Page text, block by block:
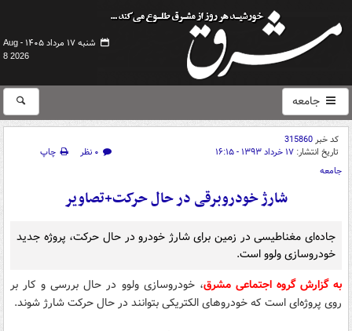
شنبه ۱۷ مرداد ۱۴۰۵ -
Aug
8 2026
جامعه
کد خبر315860
تاریخ انتشار: ۱۷ خرداد ۱۳۹۳ - ۱۶:۱۵ ۰ نظر
چاپ
جامعه
شارژ خودروبرقی در حال حرکت+تصاویر
جاده‌ای مغناطیسی در زمین برای شارژ خودرو در حال حرکت، پروژه جدید
خودروسازی ولوو است.
به گزارش گروه اجتماعی مشرق، خودروسازی ولوو در حال بررسی و کار بر
روی پروژه‌ای است که خودروهای الکتریکی بتوانند در حال حرکت شارژ شوند.